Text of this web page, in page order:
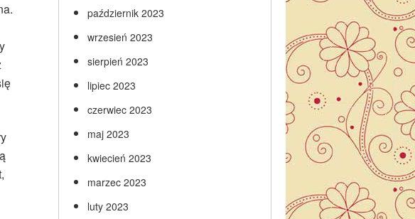
październik 2023
wrzesień 2023
sierpień 2023
lipiec 2023
czerwiec 2023
maj 2023
kwiecień 2023
marzec 2023
luty 2023